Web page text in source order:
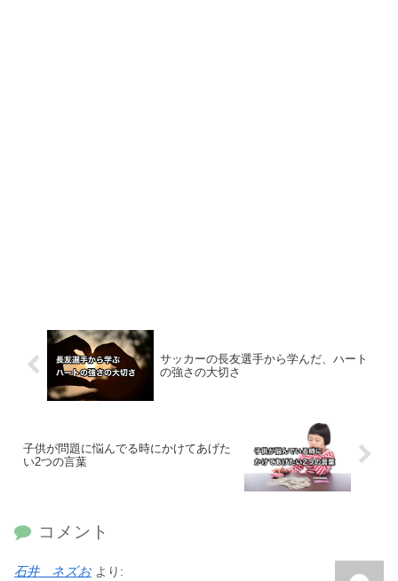
サッカーの長友選手から学んだ、ハート
の強さの大切さ
子供が問題に悩んでる時にかけてあげた
い2つの言葉
コメント
石井 ネズお より: